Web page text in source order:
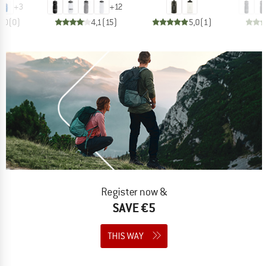
+3
(0)
+12
4,1 (15) 5,0(1 )
Register now &
SAVE €5
THIS WAY